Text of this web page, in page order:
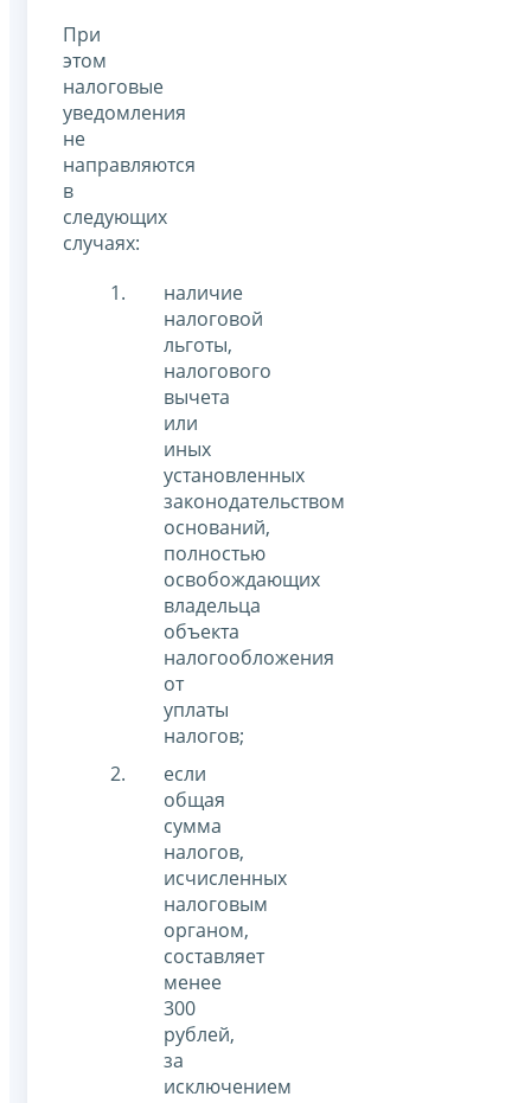
При
этом
налоговые
уведомления
не
направляются
в
следующих
случаях:
наличие
налоговой
льготы,
налогового
вычета
или
иных
установленных
законодательством
оснований,
полностью
освобождающих
владельца
объекта
налогообложения
от
уплаты
налогов;
если
общая
сумма
налогов,
исчисленных
налоговым
органом,
составляет
менее
300
рублей,
за
исключением